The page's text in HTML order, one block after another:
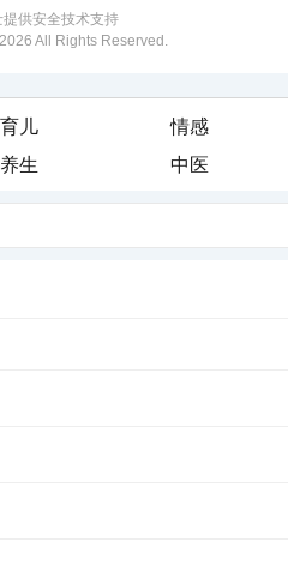
供安全技术支持
2026 All Rights Reserved.
育儿
情感
养生 中医